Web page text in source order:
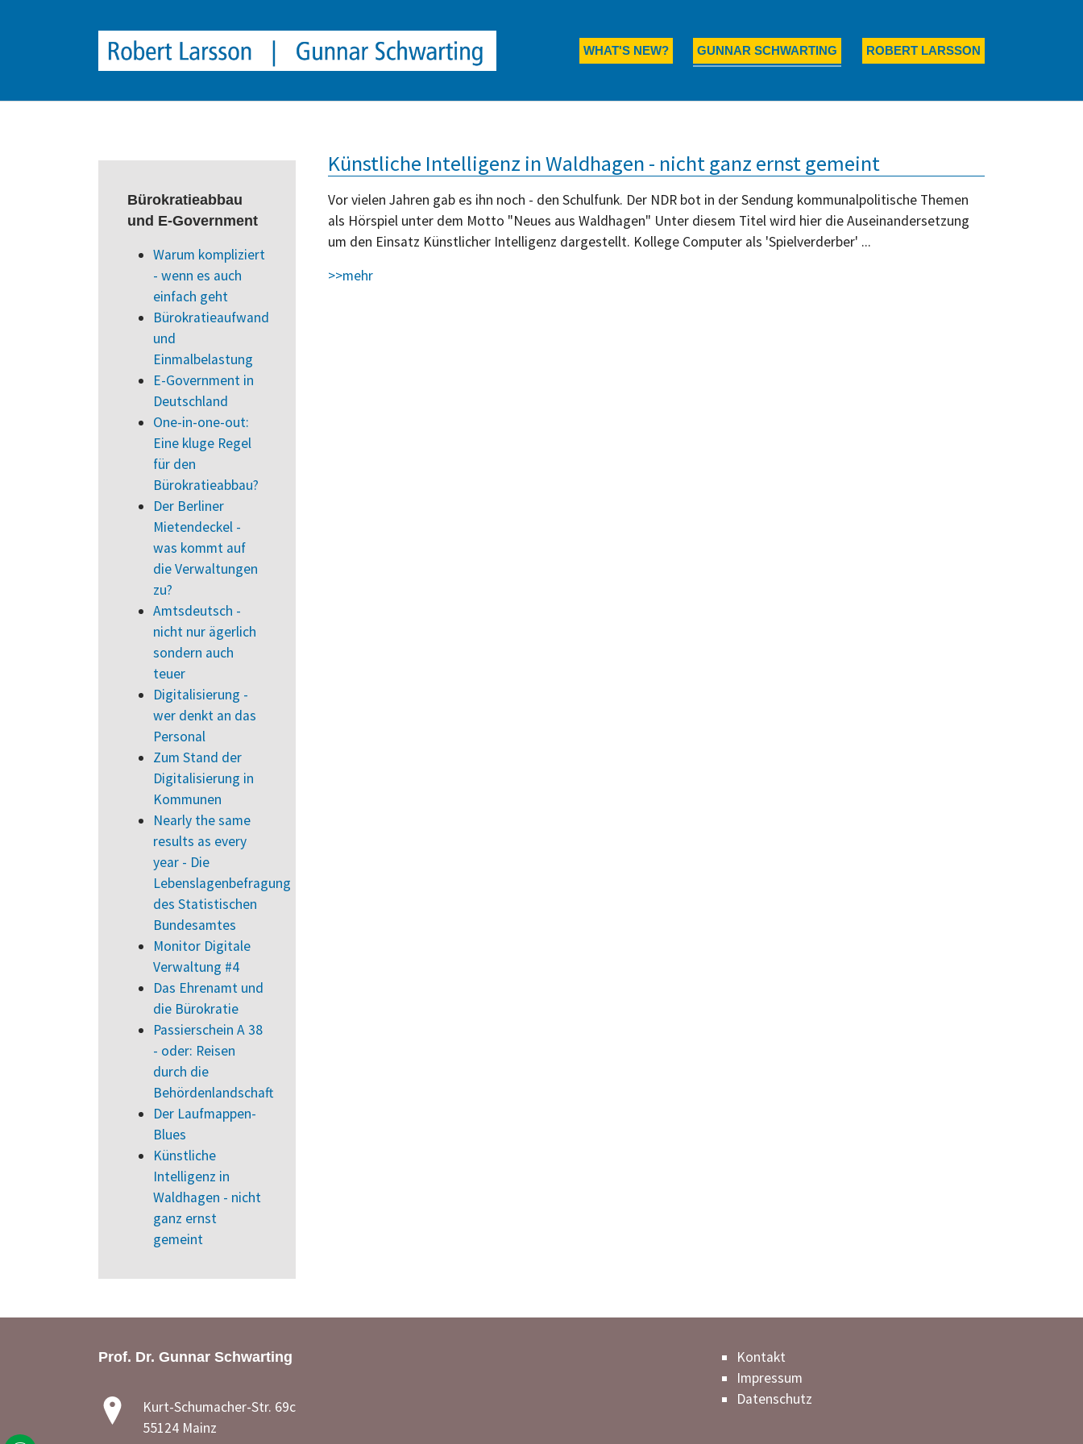
WHAT'S NEW? GUNNAR SCHWARTING ROBERT LARSSON
Künstliche Intelligenz in Waldhagen - nicht ganz ernst gemeint
Vor vielen Jahren gab es ihn noch - den Schulfunk. Der NDR bot in der Sendung kommunalpolitische Themen
als Hörspiel unter dem Motto "Neues aus Waldhagen" Unter diesem Titel wird hier die Auseinandersetzung
um den Einsatz Künstlicher Intelligenz dargestellt. Kollege Computer als 'Spielverderber' ...
>>mehr
Bürokratieabbau
und E-Government
Warum kompliziert
- wenn es auch
einfach geht
Bürokratieaufwand
und
Einmalbelastung
E-Government in
Deutschland
One-in-one-out:
Eine kluge Regel
für den
Bürokratieabbau?
Der Berliner
Mietendeckel -
was kommt auf
die Verwaltungen
zu?
Amtsdeutsch -
nicht nur ägerlich
sondern auch
teuer
Digitalisierung -
wer denkt an das
Personal
Zum Stand der
Digitalisierung in
Kommunen
Nearly the same
results as every
year - Die
Lebenslagenbefragung
des Statistischen
Bundesamtes
Monitor Digitale
Verwaltung #4
Das Ehrenamt und
die Bürokratie
Passierschein A 38
- oder: Reisen
durch die
Behördenlandschaft
Der Laufmappen-
Blues
Künstliche
Intelligenz in
Waldhagen - nicht
ganz ernst
gemeint
Prof. Dr. Gunnar Schwarting
Kurt-Schumacher-Str. 69c
55124 Mainz
Kontakt
Impressum
Datenschutz